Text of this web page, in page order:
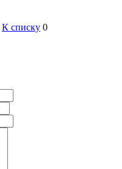
К списку 0